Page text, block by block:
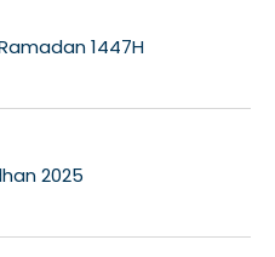
1447H
2025